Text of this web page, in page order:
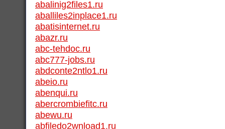
abalinig2files1.ru
aballiles2inplace1.ru
abatisinternet.ru
abazr.ru
abc-tehdoc.ru
abc777-jobs.ru
abdconte2ntlo1.ru
abeio.ru
abenqui.ru
abercrombiefitc.ru
abewu.ru
abfiledo2wnload1.ru